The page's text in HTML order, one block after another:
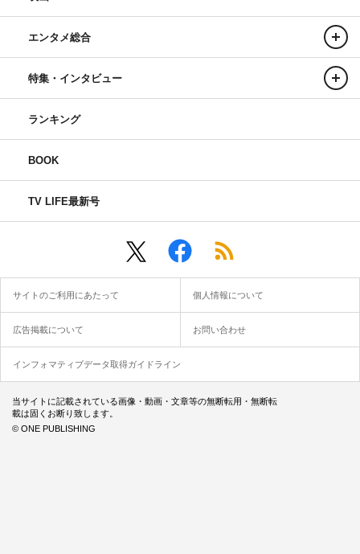
エンタメ総合
特集・インタビュー
ランキング
BOOK
TV LIFE最新号
サイトのご利用にあたって 個人情報について
広告掲載について お問い合わせ
インフォマティブデータ取得ガイドライン
当サイトに記載されている画像・動画・文章等の無断転用・無断転
載は固くお断り致します。
© ONE PUBLISHING